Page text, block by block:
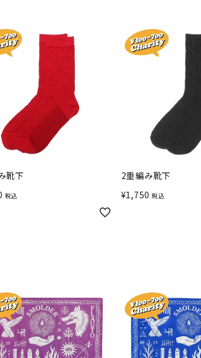
靴下
税込
2重編み靴下
¥1,750 税込